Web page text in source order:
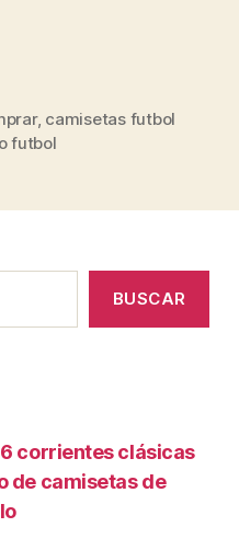
, camisetas futbol
futbol
BUSCAR
corrientes clásicas
de camisetas de